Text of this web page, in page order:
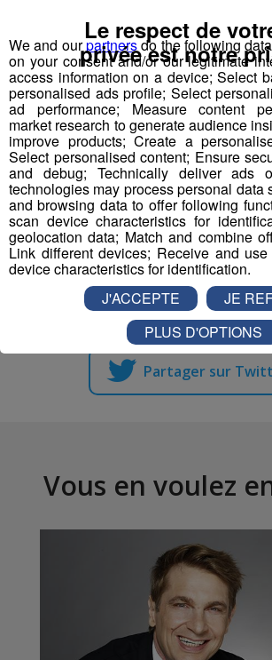
44% de Femmes, en rentrant à la
leur animal de compagnie avant leur
Les Hommes, eux, sont 55% à faire
avant le chat ou le chien.
Quelque choses à dire ?
mp3
Partager sur
Partager sur
Vous en voulez
We and ourpartnersdo the following
on your consent and/or our legitimate
access information on a device; Select
personalised ads profile; Select
ad performance; Measure content
market research to generate audience
improve products; Create a
Select personalised content; Ensure
and debug; Technically deliver ads
technologies may process personal data
and browsing data to offer following
scan device characteristics for
geolocation data; Match and combine
Link different devices; Receive and use
device characteristics for identification.
Le respect de
privée est notre
J'ACCEPTE
JE
PLUS D'OPTIONS